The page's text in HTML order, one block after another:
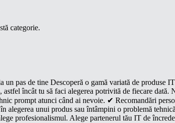
categorie.
un pas de tine Descoperă o gamă variată de produse
încât tu să faci alegerea potrivită de fiecare
prompt atunci când ai nevoie. ✔ Recomandări
alegerea unui produs sau întâmpini o problemă
profesionalismul. Alege partenerul tău IT de